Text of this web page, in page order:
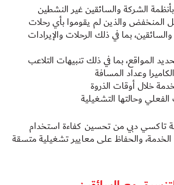
الشركة والسائقين غير النشطين
المنخفض والذين لم يقوموا بأي رحلات
بما في ذلك الرحلات والإيرادات
المواقع، بما في ذلك تنبيهات التلاعب
وعداد المسافة
خلال أوقات الذروة
وحالتها التشغيلية
تاكسي دبي من تحسين كفاءة استخدام
الخدمة، والحفاظ على معايير تشغيلية متسقة